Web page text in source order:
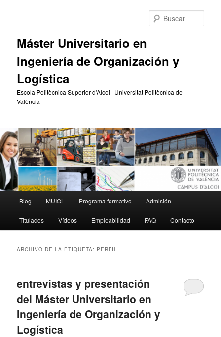
Máster Universitario en
Ingeniería de Organización y
Logística
Escola Politècnica Superior d'Alcoi | Universitat Politècnica de
València
principal
Blog MUIOL Programa formativo Admisión
Titulados Vídeos Empleabilidad FAQ Contacto
ARCHIVO DE LA ETIQUETA: PERFIL
entrevistas y presentación
del Máster Universitario en
Ingeniería de Organización y
Logística